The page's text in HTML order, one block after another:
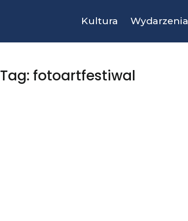
Kultura Wydarzenia
Tag: fotoartfestiwal